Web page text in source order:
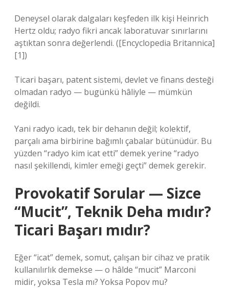
Deneysel olarak dalgaları keşfeden ilk kişi Heinrich
Hertz oldu; radyo fikri ancak laboratuvar sınırlarını
aştıktan sonra değerlendi. ([Encyclopedia Britannica]
[1])
Ticari başarı, patent sistemi, devlet ve finans desteği
olmadan radyo — bugünkü hâliyle — mümkün
değildi.
Yani radyo icadı, tek bir dehanın değil; kolektif,
parçalı ama birbirine bağımlı çabalar bütünüdür. Bu
yüzden “radyo kim icat etti” demek yerine “radyo
nasıl şekillendi, kimler emeği geçti” demek gerekir.
Provokatif Sorular — Sizce
“Mucit”, Teknik Deha mıdır?
Ticari Başarı mıdır?
Eğer “icat” demek, somut, çalışan bir cihaz ve pratik
kullanılırlık demekse — o hâlde “mucit” Marconi
midir, yoksa Tesla mı? Yoksa Popov mu?